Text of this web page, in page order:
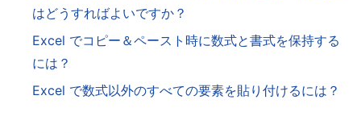
はどうすればよいですか？
Excel でコピー＆ペースト時に数式と書式を保持する
には？
Excel で数式以外のすべての要素を貼り付けるには？